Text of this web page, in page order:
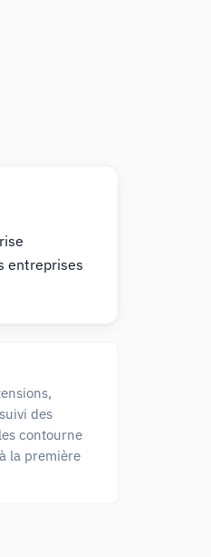
entreprises
des
contourne
la première